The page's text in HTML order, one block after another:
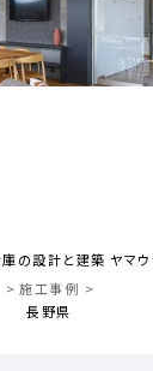
の設計と建築 ヤマウ
施工事例
長野県